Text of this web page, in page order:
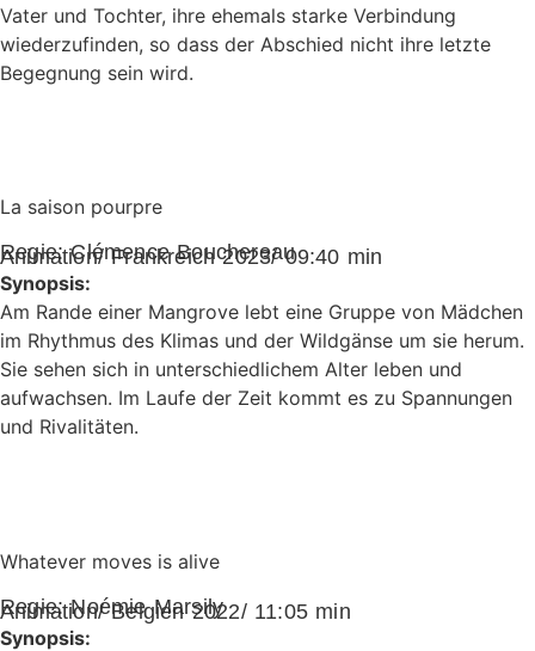
Vater und Tochter, ihre ehemals starke Verbindung
wiederzufinden, so dass der Abschied nicht ihre letzte
Begegnung sein wird.
La saison pourpre
Regie:Clémence Bouchereau
Animation/ Frankreich 2023/ 09:40 min
Synopsis:
Am Rande einer Mangrove lebt eine Gruppe von Mädchen
im Rhythmus des Klimas und der Wildgänse um sie herum.
Sie sehen sich in unterschiedlichem Alter leben und
aufwachsen. Im Laufe der Zeit kommt es zu Spannungen
und Rivalitäten.
Whatever moves is alive
Regie:Noémie Marsily
Animation/ Belgien 2022/ 11:05 min
Synopsis: